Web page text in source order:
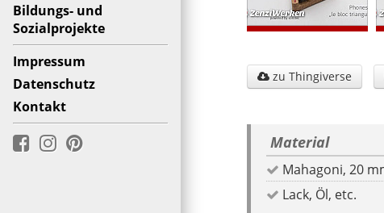
Bildungs- und
Sozialprojekte
Impressum
Datenschutz
Kontakt
  
 zu Thingiverse
Material
Lack, Öl, etc.